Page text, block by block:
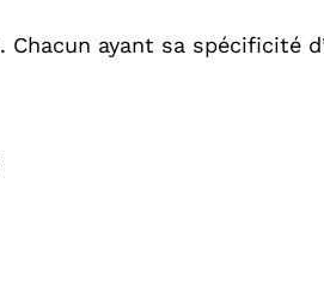
. Chacun ayant sa spécificité